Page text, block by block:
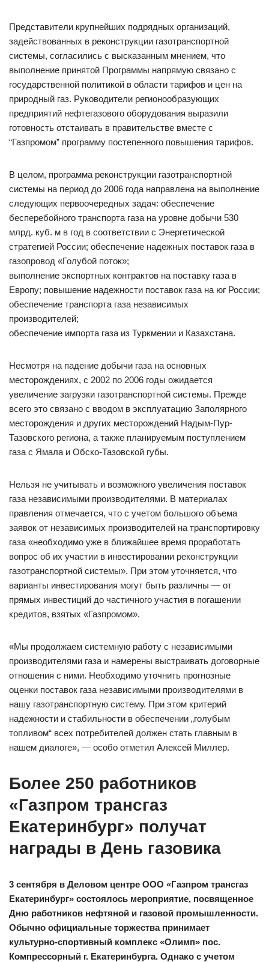
Представители крупнейших подрядных организаций,
задействованных в реконструкции газотранспортной
системы, согласились с высказанным мнением, что
выполнение принятой Программы напрямую связано с
государственной политикой в области тарифов и цен на
природный газ. Руководители регионообразующих
предприятий нефтегазового оборудования выразили
готовность отстаивать в правительстве вместе с
“Газпромом” программу постепенного повышения тарифов.
В целом, программа реконструкции газотранспортной
системы на период до 2006 года направлена на выполнение
следующих первоочередных задач: обеспечение
бесперебойного транспорта газа на уровне добычи 530
млрд. куб. м в год в соответствии с Энергетической
стратегией России; обеспечение надежных поставок газа в
газопровод «Голубой поток»;
выполнение экспортных контрактов на поставку газа в
Европу; повышение надежности поставок газа на юг России;
обеспечение транспорта газа независимых
производителей;
обеспечение импорта газа из Туркмении и Казахстана.
Несмотря на падение добычи газа на основных
месторождениях, с 2002 по 2006 годы ожидается
увеличение загрузки газотранспортной системы. Прежде
всего это связано с вводом в эксплуатацию Заполярного
месторождения и других месторождений Надым-Пур-
Тазовского региона, а также планируемым поступлением
газа с Ямала и Обско-Тазовской губы.
Нельзя не учитывать и возможного увеличения поставок
газа независимыми производителями. В материалах
правления отмечается, что с учетом большого объема
заявок от независимых производителей на транспортировку
газа «необходимо уже в ближайшее время проработать
вопрос об их участии в инвестировании реконструкции
газотранспортной системы». При этом уточняется, что
варианты инвестирования могут быть различны — от
прямых инвестиций до частичного участия в погашении
кредитов, взятых «Газпромом».
«Мы продолжаем системную работу с независимыми
производителями газа и намерены выстраивать договорные
отношения с ними. Необходимо уточнить прогнозные
оценки поставок газа независимыми производителями в
нашу газотранспортную систему. При этом критерий
надежности и стабильности в обеспечении „голубым
топливом“ всех потребителей должен стать главным в
нашем диалоге», — особо отметил Алексей Миллер.
Более 250 работников
«Газпром трансгаз
Екатеринбург» получат
награды в День газовика
3 сентября в Деловом центре ООО «Газпром трансгаз
Екатеринбург» состоялось мероприятие, посвященное
Дню работников нефтяной и газовой промышленности.
Обычно официальные торжества принимает
культурно-спортивный комплекс «Олимп» пос.
Компрессорный г. Екатеринбурга. Однако с учетом